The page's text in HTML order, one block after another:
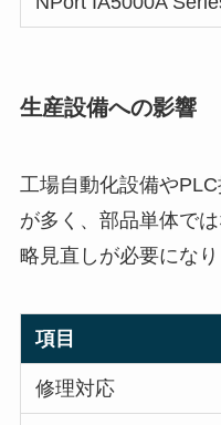
生産設備への影響
工場自動化設備や
が多く、部品単体で
略見直しが必要になり
項目
修理対応